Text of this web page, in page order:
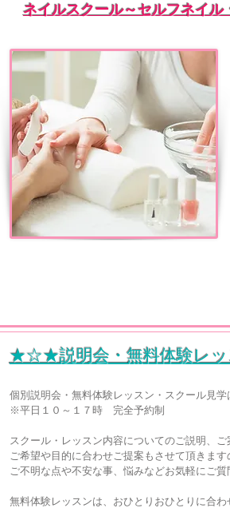
ネイルスクール～セルフネイ
★☆★説明会・無料体験レ
個別説明会・無料体験レッスン・スクール見学
※平日１０～１７時 完全予約制
スクール・レッスン内容についてのご説明、ご
ご希望や目的に合わせご提案もさせて頂きます
ご不明な点や不安な事、悩みなどお気軽にご
無料体験レッスンは、おひとりおひとりに合